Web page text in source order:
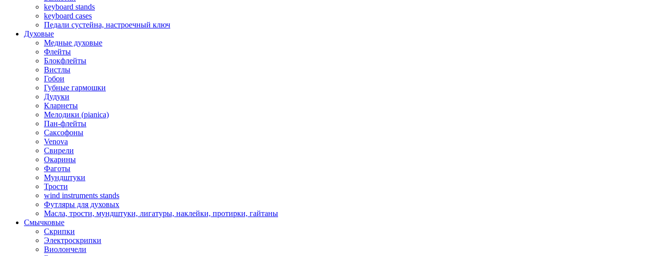
keyboard stands
keyboard cases
Педали сустейна, настроечный ключ
Духовые
Медные духовые
Флейты
Блокфлейты
Вистлы
Гобои
Губные гармошки
Дудуки
Кларнеты
Мелодики (pianica)
Пан-флейты
Саксофоны
Venova
Свирели
Окарины
Фаготы
Мундштуки
Трости
wind instruments stands
Футляры для духовых
Масла, трости, мундштуки, лигатуры, наклейки, протирки, гайтаны
Смычковые
Скрипки
Электроскрипки
Виолончели